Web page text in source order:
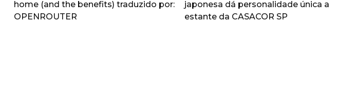
home (and the benefits) traduzido por:
OPENROUTER
japonesa dá personalidade única a
estante da CASACOR SP